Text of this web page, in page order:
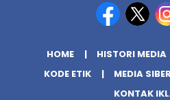
HOME HISTORI MEDIA
KODE ETIK
MEDIA SIBER
KONTAK